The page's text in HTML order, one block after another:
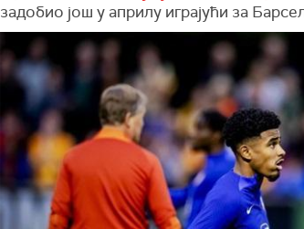
задобио још у априлу играјући за